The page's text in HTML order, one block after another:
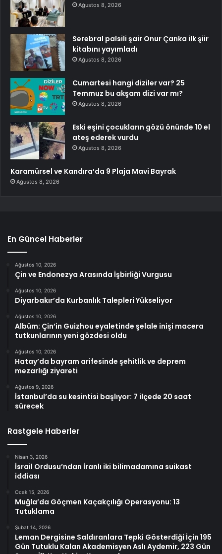
Ağustos 8, 2026
Serebral palsili şair Onur Çanka ilk şiir
kitabını yayımladı
Ağustos 8, 2026
Cumartesi hangi diziler var? 25
Temmuz bu akşam dizi var mı?
Ağustos 8, 2026
Eski eşini çocukların gözü önünde 10 el
ateş ederek vurdu
Ağustos 8, 2026
Karamürsel ve Kandıra’da 9 Plaja Mavi Bayrak
Ağustos 8, 2026
En Güncel Haberler
Ağustos 10, 2026
Çin ve Endonezya Arasında İşbirliği Vurgusu
Ağustos 10, 2026
Diyarbakır’da Kurbanlık Talepleri Yükseliyor
Ağustos 10, 2026
Albüm: Çin’in Guizhou eyaletinde şelale inişi macera
tutkunlarının yeni gözdesi oldu
Ağustos 10, 2026
Hatay’da bayram arifesinde şehitlik ve deprem
mezarlığı ziyareti
Ağustos 9, 2026
İstanbul’da su kesintisi başlıyor: 7 ilçede 20 saat
sürecek
Rastgele Haberler
Nisan 3, 2026
İsrail Ordusu’ndan İranlı iki bilimadamına suikast
iddiası
Ocak 15, 2026
Muğla’da Göçmen Kaçakçılığı Operasyonu: 13
Tutuklama
Şubat 14, 2026
Leman Dergisine Saldıranlara Tepki Gösterdiği İçin 195
Gün Tutuklu Kalan Akademisyen Aslı Aydemir, 223 Gün